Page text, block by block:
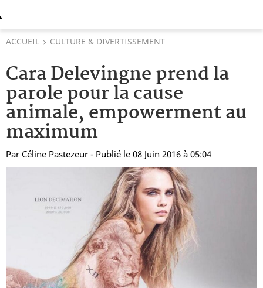
ACCUEIL CULTURE & DIVERTISSEMENT
Cara Delevingne prend la
parole pour la cause
animale, empowerment au
maximum
Par Céline Pastezeur - Publié le 08 Juin 2016 à 05:04